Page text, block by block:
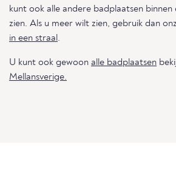
kunt ook alle andere badplaatsen binnen
zien. Als u meer wilt zien, gebruik dan
in een straal.
U kunt ook gewoon alle badplaatsen
Mellansverige.